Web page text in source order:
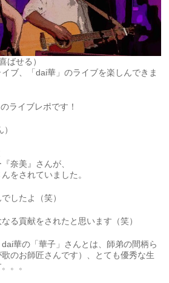
ばせる）
ブ、「dai華」のライブを楽しんできま
ライブレポです！
奈美』さんが、
をされていました。
したよ（笑）
る貢献をされたと思います（笑）
華の「華子」さんとは、師弟の間柄ら
のお師匠さんです）、とても優秀な生
。。